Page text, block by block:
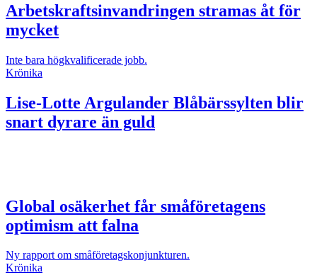
Arbetskraftsinvandringen stramas åt för
mycket
Inte bara högkvalificerade jobb.
Krönika
Lise-Lotte Argulander Blåbärssylten blir
snart dyrare än guld
Global osäkerhet får småföretagens
optimism att falna
Ny rapport om småföretagskonjunkturen.
Krönika